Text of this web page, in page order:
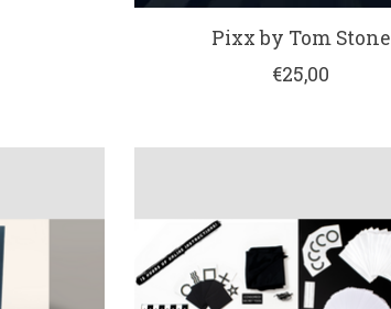
Pixx by Tom Stone
€25,00